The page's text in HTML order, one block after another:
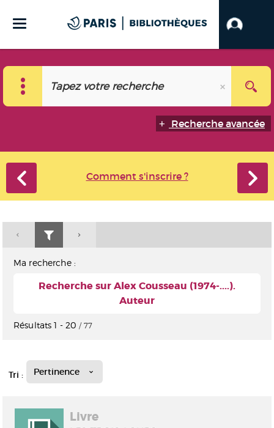
Recherche avancée
Comment s'inscrire ?
Ma recherche :
Recherche sur Alex Cousseau (1974-....).
Auteur
Résultats1 - 20 / 77
Tri : Pertinence
Livre